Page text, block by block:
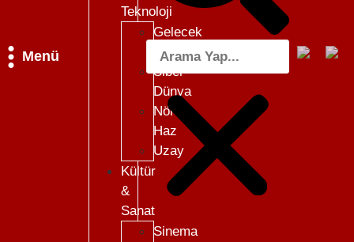
Menü
Teknoloji
Gelecek
101
Siber
Dünya
Nöro-
Haz
Uzay
Kültür
&
Sanat
Sinema